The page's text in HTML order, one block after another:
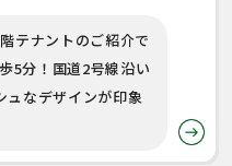
テナントのご紹介で
5分！国道2号線沿い
ュなデザインが印象